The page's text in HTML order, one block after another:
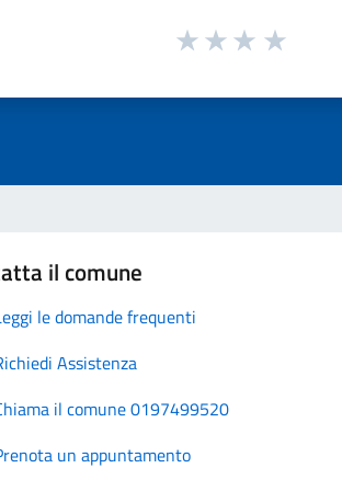
il comune
le domande frequenti
Assistenza
il comune 0197499520
un appuntamento